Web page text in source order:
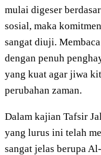
mulai digeser
sosial, maka
sangat diuji.
dengan penuh
yang kuat agar jiwa
perubahan zaman.
Dalam kajian Tafsir
yang lurus ini telah
sangat jelas berupa